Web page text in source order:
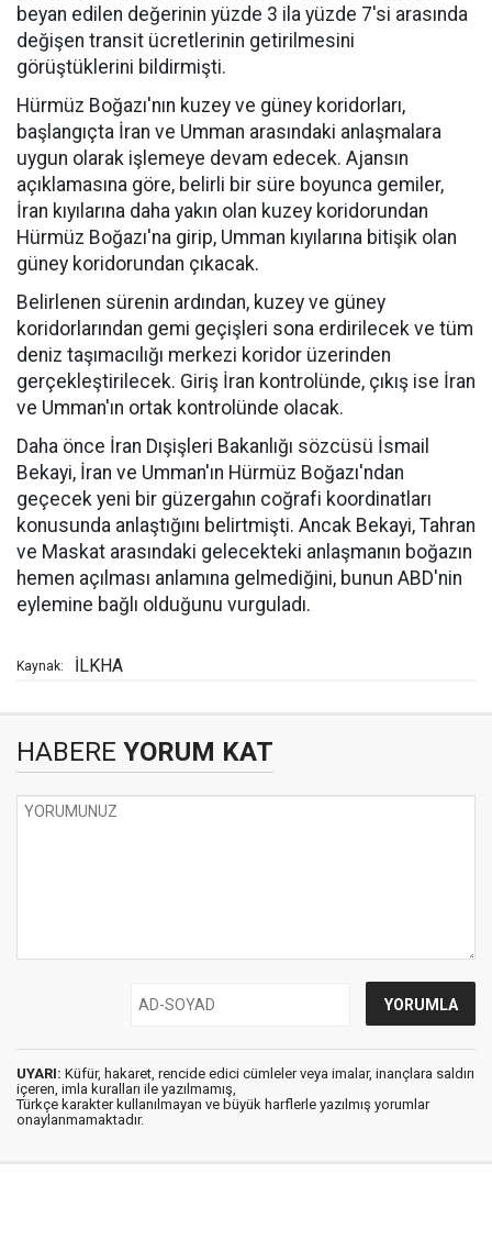
beyan edilen değerinin yüzde 3 ila yüzde 7'si arasında
değişen transit ücretlerinin getirilmesini
görüştüklerini bildirmişti.
Hürmüz Boğazı'nın kuzey ve güney koridorları,
başlangıçta İran ve Umman arasındaki anlaşmalara
uygun olarak işlemeye devam edecek. Ajansın
açıklamasına göre, belirli bir süre boyunca gemiler,
İran kıyılarına daha yakın olan kuzey koridorundan
Hürmüz Boğazı'na girip, Umman kıyılarına bitişik olan
güney koridorundan çıkacak.
Belirlenen sürenin ardından, kuzey ve güney
koridorlarından gemi geçişleri sona erdirilecek ve tüm
deniz taşımacılığı merkezi koridor üzerinden
gerçekleştirilecek. Giriş İran kontrolünde, çıkış ise İran
ve Umman'ın ortak kontrolünde olacak.
Daha önce İran Dışişleri Bakanlığı sözcüsü İsmail
Bekayi, İran ve Umman'ın Hürmüz Boğazı'ndan
geçecek yeni bir güzergahın coğrafi koordinatları
konusunda anlaştığını belirtmişti. Ancak Bekayi, Tahran
ve Maskat arasındaki gelecekteki anlaşmanın boğazın
hemen açılması anlamına gelmediğini, bunun ABD'nin
eylemine bağlı olduğunu vurguladı.
Kaynak: İLKHA
HABERE YORUM KAT
UYARI: Küfür, hakaret, rencide edici cümleler veya imalar, inançlara saldırı
içeren, imla kuralları ile yazılmamış,
Türkçe karakter kullanılmayan ve büyük harflerle yazılmış yorumlar
onaylanmamaktadır.